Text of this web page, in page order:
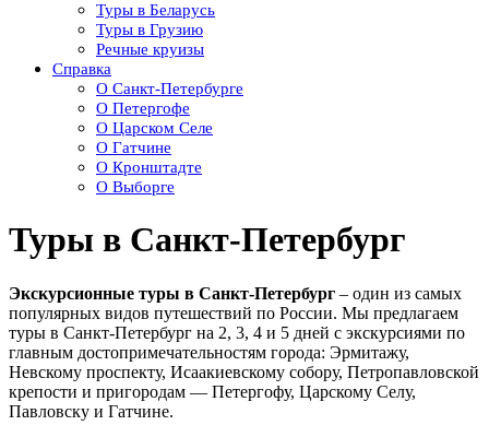
Туры в Беларусь
Туры в Грузию
Речные круизы
Справка
О Санкт-Петербурге
О Петергофе
О Царском Селе
О Гатчине
О Кронштадте
О Выборге
Туры в Санкт-Петербург
Экскурсионные туры в Санкт-Петербург – один из самых
популярных видов путешествий по России. Мы предлагаем
туры в Санкт-Петербург на 2, 3, 4 и 5 дней с экскурсиями по
главным достопримечательностям города: Эрмитажу,
Невскому проспекту, Исаакиевскому собору, Петропавловской
крепости и пригородам — Петергофу, Царскому Селу,
Павловску и Гатчине.